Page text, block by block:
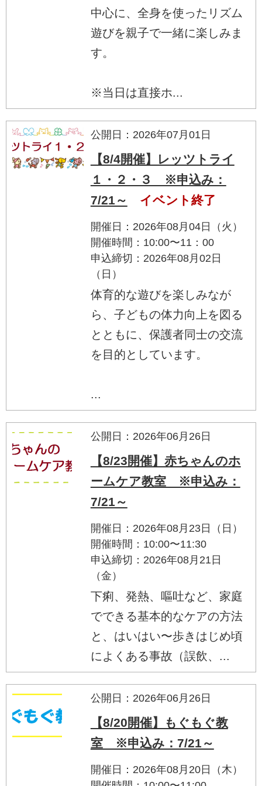
中心に、全身を使ったリズム
遊びを親子で一緒に楽しみま
す。
※当日は直接ホ...
公開日：2026年07月01日
【8/4開催】レッツトライ
１・２・３ ※申込み：
7/21～
イベント終了
開催日：2026年08月04日（火）
開催時間：10:00〜11：00
申込締切：2026年08月02日
（日）
体育的な遊びを楽しみなが
ら、子どもの体力向上を図る
とともに、保護者同士の交流
を目的としています。
...
公開日：2026年06月26日
【8/23開催】赤ちゃんのホ
ームケア教室 ※申込み：
7/21～
開催日：2026年08月23日（日）
開催時間：10:00〜11:30
申込締切：2026年08月21日
（金）
下痢、発熱、嘔吐など、家庭
でできる基本的なケアの方法
と、はいはい〜歩きはじめ頃
によくある事故（誤飲、...
公開日：2026年06月26日
【8/20開催】もぐもぐ教
室 ※申込み：7/21～
開催日：2026年08月20日（木）